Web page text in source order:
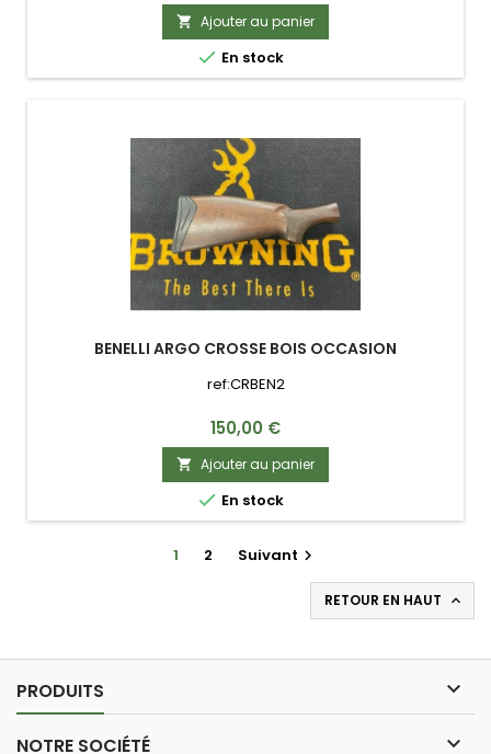
 Ajouter au panier
 En stock
BENELLI ARGO CROSSE BOIS OCCASION
ref:CRBEN2
Prix
150,00 €
 Ajouter au panier
 En stock
1 2 Suivant 
RETOUR EN HAUT 
PRODUITS 
NOTRE SOCIÉTÉ 